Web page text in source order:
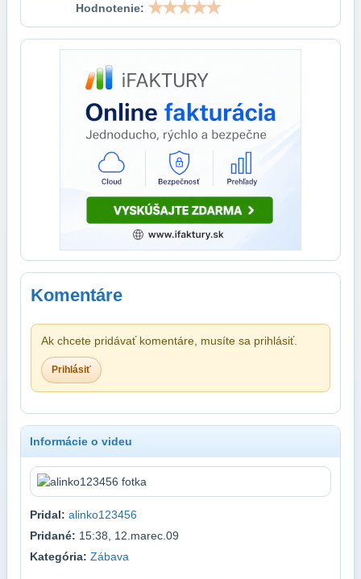
Hodnotenie:
Komentáre
Ak chcete pridávať komentáre, musíte sa prihlásiť.
Prihlásiť
Informácie o videu
Pridal: alinko123456
Pridané: 15:38, 12.marec.09
Kategória: Zábava